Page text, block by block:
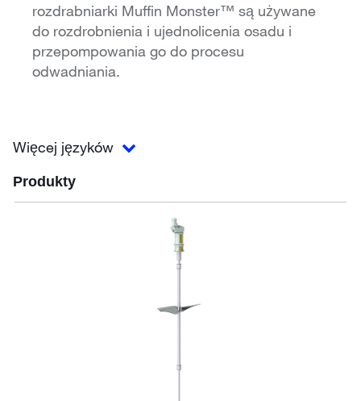
rozdrabniarki Muffin Monster™ są używane
do rozdrobnienia i ujednolicenia osadu i
przepompowania go do procesu
odwadniania.
Więcej języków
Produkty